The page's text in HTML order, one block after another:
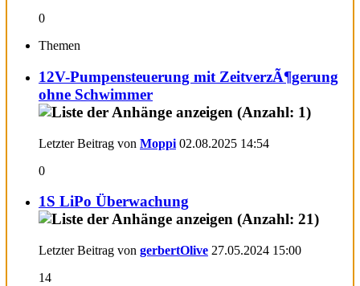
0
Themen
12V-Pumpensteuerung mit ZeitverzÃ¶gerung
ohne Schwimmer
Letzter Beitrag von Moppi 02.08.2025 14:54
0
1S LiPo Überwachung
Letzter Beitrag von gerbertOlive 27.05.2024 15:00
14